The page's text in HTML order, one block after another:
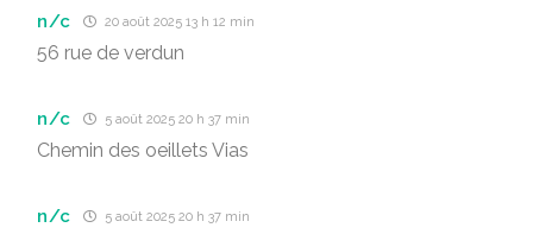
n/c 20 août 2025 13 h 12 min
56 rue de verdun
n/c 5 août 2025 20 h 37 min
Chemin des oeillets Vias
n/c 5 août 2025 20 h 37 min